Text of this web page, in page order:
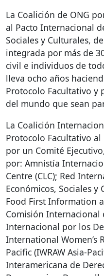
La Coalición de ONG
al Pacto Internacional
Sociales y Culturales,
integrada por más de
civil e individuos de
lleva ocho años
Protocolo Facultativo y
del mundo que sean
La Coalición
Protocolo Facultativo al
por un Comité
por: Amnistía
Centre (CLC); Red
Económicos, Sociales y
Food First Information
Comisión Internacional
Internacional por los
International Women’s
Pacific (IWRAW Asia-
Interamericana de